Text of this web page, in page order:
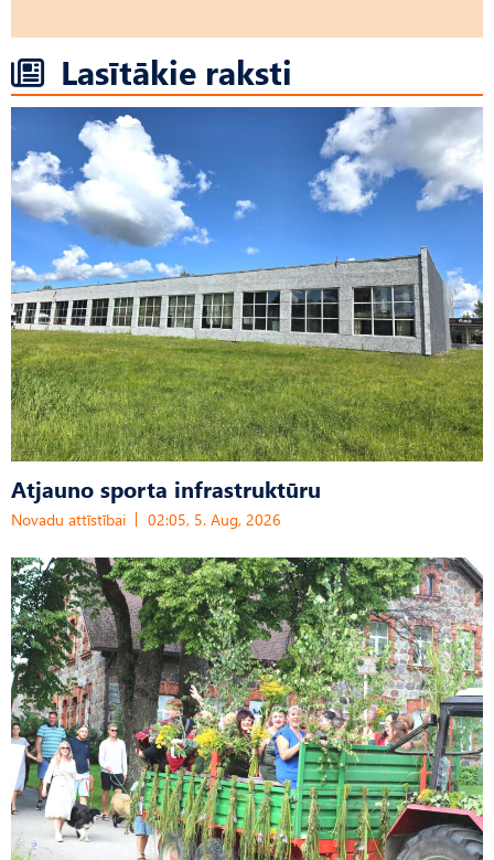
Lasītākie raksti
Atjauno sporta infrastruktūru
Novadu attīstībai 02:05, 5. Aug, 2026